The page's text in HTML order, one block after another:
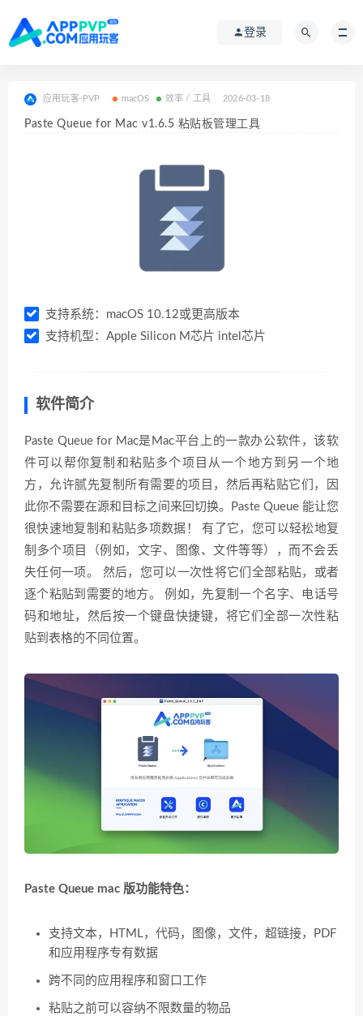
登录
应用玩客-PVP macOS 效率 / 工具 2026-03-18
Paste Queue for Mac v1.6.5 粘贴板管理工具
支持系统：macOS 10.12或更高版本
支持机型：Apple Silicon M芯片 intel芯片
软件简介
Paste Queue for Mac是Mac平台上的一款办公软件，该软
件可以帮你复制和粘贴多个项目从一个地方到另一个地
方，允许腻先复制所有需要的项目，然后再粘贴它们，因
此你不需要在源和目标之间来回切换。Paste Queue 能让您
很快速地复制和粘贴多项数据！ 有了它，您可以轻松地复
制多个项目（例如，文字、图像、文件等等），而不会丢
失任何一项。 然后，您可以一次性将它们全部粘贴，或者
逐个粘贴到需要的地方。 例如，先复制一个名字、电话号
码和地址，然后按一个键盘快捷键，将它们全部一次性粘
贴到表格的不同位置。
Paste Queue mac 版功能特色：
支持文本，HTML，代码，图像，文件，超链接，PDF
和应用程序专有数据
跨不同的应用程序和窗口工作
粘贴之前可以容纳不限数量的物品